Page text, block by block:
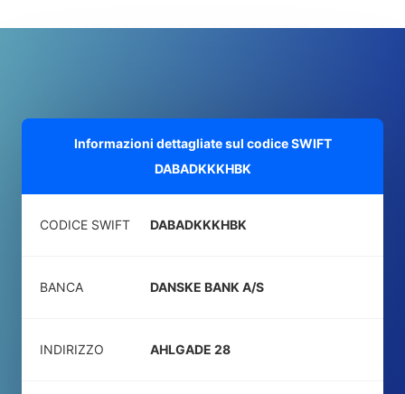
Informazioni dettagliate sul codice SWIFT
DABADKKKHBK
CODICE SWIFT DABADKKKHBK
BANCA DANSKE BANK A/S
INDIRIZZO AHLGADE 28